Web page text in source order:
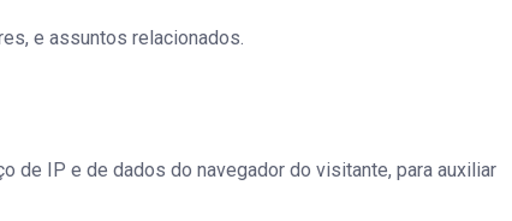
e assuntos relacionados.
de IP e de dados do navegador do visitante, para auxiliar